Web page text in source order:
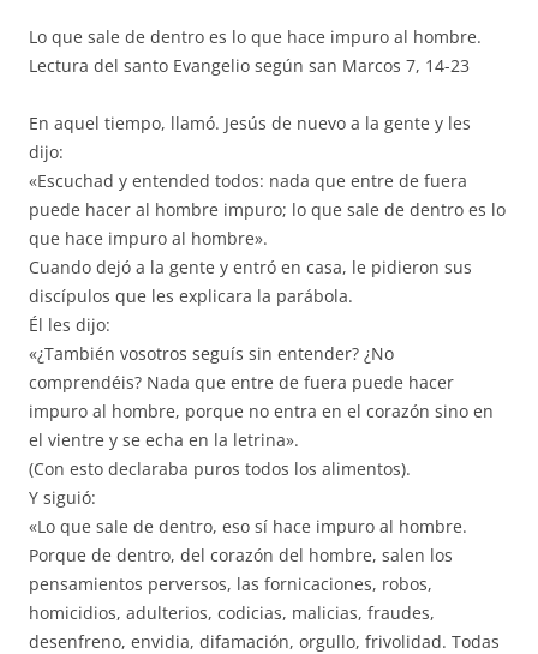
Lo que sale de dentro es lo que hace impuro al hombre.
Lectura del santo Evangelio según san Marcos 7, 14-23
En aquel tiempo, llamó. Jesús de nuevo a la gente y les
dijo:
«Escuchad y entended todos: nada que entre de fuera
puede hacer al hombre impuro; lo que sale de dentro es lo
que hace impuro al hombre».
Cuando dejó a la gente y entró en casa, le pidieron sus
discípulos que les explicara la parábola.
Él les dijo:
«¿También vosotros seguís sin entender? ¿No
comprendéis? Nada que entre de fuera puede hacer
impuro al hombre, porque no entra en el corazón sino en
el vientre y se echa en la letrina».
(Con esto declaraba puros todos los alimentos).
Y siguió:
«Lo que sale de dentro, eso sí hace impuro al hombre.
Porque de dentro, del corazón del hombre, salen los
pensamientos perversos, las fornicaciones, robos,
homicidios, adulterios, codicias, malicias, fraudes,
desenfreno, envidia, difamación, orgullo, frivolidad. Todas